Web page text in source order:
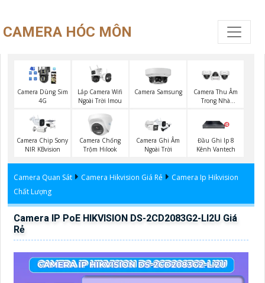
CAMERA HÓC MÔN
Camera Dùng Sim
4G
Lắp Camera Wifi
Ngoài Trời Imou
Camera Samsung
Camera Thu Âm
Trong Nhà
Camera Chip Sony
NIR KBvision
Camera Chống
Trộm Hilook
Camera Ghi Âm
Ngoài Trời
Đầu Ghi Ip 8
Kênh Vantech
Camera Quan Sát Camera Hikvision Giá Rẻ
Camera Ip Hikvision
Chất Lượng
Camera IP PoE HIKVISION DS-2CD2083G2-LI2U Giá
Rẻ